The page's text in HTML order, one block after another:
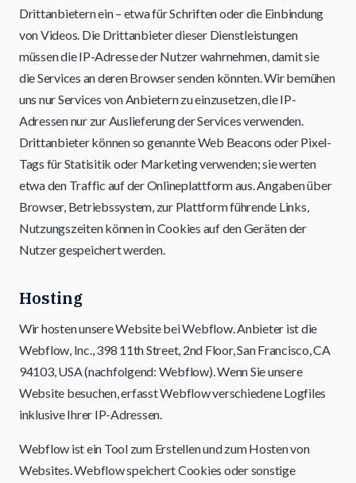
Drittanbietern ein – etwa für Schriften oder die Einbindung
von Videos. Die Drittanbieter dieser Dienstleistungen
müssen die IP-Adresse der Nutzer wahrnehmen, damit sie
die Services an deren Browser senden könnten. Wir bemühen
uns nur Services von Anbietern zu einzusetzen, die IP-
Adressen nur zur Auslieferung der Services verwenden.
Drittanbieter können so genannte Web Beacons oder Pixel-
Tags für Statisitik oder Marketing verwenden; sie werten
etwa den Traffic auf der Onlineplattform aus. Angaben über
Browser, Betriebssystem, zur Plattform führende Links,
Nutzungszeiten können in Cookies auf den Geräten der
Nutzer gespeichert werden.
Hosting
Wir hosten unsere Website bei Webflow. Anbieter ist die
Webflow, Inc., 398 11th Street, 2nd Floor, San Francisco, CA
94103, USA (nachfolgend: Webflow). Wenn Sie unsere
Website besuchen, erfasst Webflow verschiedene Logfiles
inklusive Ihrer IP-Adressen.
Webflow ist ein Tool zum Erstellen und zum Hosten von
Websites. Webflow speichert Cookies oder sonstige